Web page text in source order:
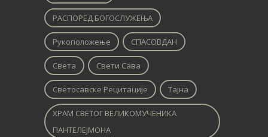
РАСПОРЕД БОГОСЛУЖЕЊА
Рукоположење СПАСОВДАН
Света Свети Сава
Светосавске Рецитације Тајна
ХРАМ СВЕТОГ ВЕЛИКОМУЧЕНИКА
ПАНТЕЛЕЈМОНА